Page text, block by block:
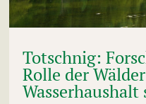
Totschnig:
Rolle der